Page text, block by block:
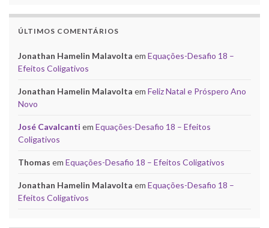
ÚLTIMOS COMENTÁRIOS
Jonathan Hamelin Malavolta em Equações-Desafio 18 –
Efeitos Coligativos
Jonathan Hamelin Malavolta em Feliz Natal e Próspero Ano
Novo
José Cavalcanti em Equações-Desafio 18 – Efeitos
Coligativos
Thomas em Equações-Desafio 18 – Efeitos Coligativos
Jonathan Hamelin Malavolta em Equações-Desafio 18 –
Efeitos Coligativos